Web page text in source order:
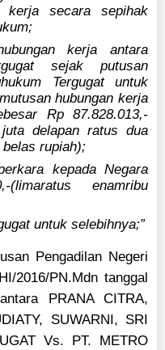
kerja secara sepihak
kerja antara
sejak putusan
Tergugat untuk
hubungan kerja
Rp 87.828.013,-
delapan ratus dua
rupiah);
kepada Negara
(limaratus enamribu
untuk selebihnya;”
Pengadilan Negeri
2016/PN.Mdn tanggal
PRANA CITRA,
SUWARNI, SRI
Vs. PT. METRO